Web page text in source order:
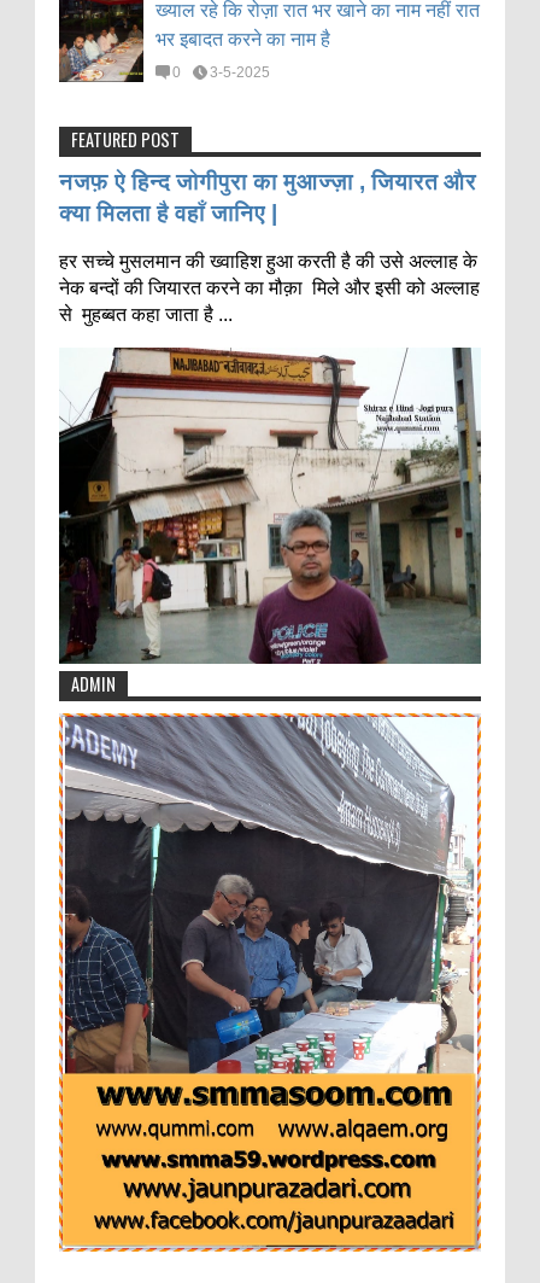
ख्याल रहे कि रोज़ा रात भर खाने का नाम नहीं रात
भर इबादत करने का नाम है
0 3-5-2025
FEATURED POST
नजफ़ ऐ हिन्द जोगीपुरा का मुआज्ज़ा , जियारत और
क्या मिलता है वहाँ जानिए |
हर सच्चे मुसलमान की ख्वाहिश हुआ करती है की उसे अल्लाह के
नेक बन्दों की जियारत करने का मौक़ा मिले और इसी को अल्लाह
से मुहब्बत कहा जाता है ...
ADMIN